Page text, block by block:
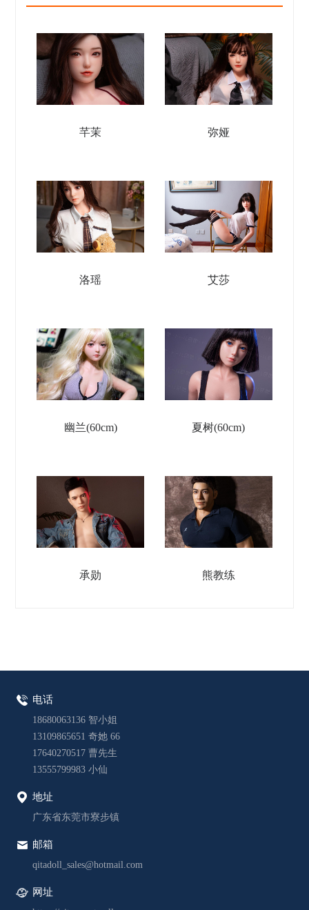
芊茉 弥娅
洛瑶 艾莎
幽兰(60cm) 夏树(60cm)
承勋 熊教练
电话
18680063136 智小姐
13109865651 奇她 66
17640270517 曹先生
13555799983 小仙
地址
广东省东莞市寮步镇
邮箱
qitadoll_sales@hotmail.com
网址